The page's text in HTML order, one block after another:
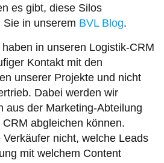
es gibt, diese Silos
in unserem BVL Blog.
in unseren Logistik-CRM
Kontakt mit den
unserer Projekte und nicht
Dabei werden wir
aus der Marketing-Abteilung
abgleichen können.
nicht, welche Leads
mit welchem Content